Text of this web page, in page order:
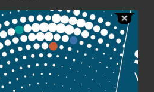
information
room
and privacy
Imprint